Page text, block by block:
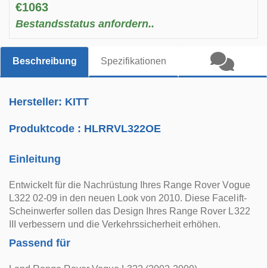
€1063
Bestandsstatus anfordern..
Beschreibung Spezifikationen
Hersteller: KITT
Produktcode : HLRRVL322OE
Einleitung
Entwickelt für die Nachrüstung Ihres Range Rover Vogue
L322 02-09 in den neuen Look von 2010. Diese Facelift-
Scheinwerfer sollen das Design Ihres Range Rover L322
III verbessern und die Verkehrssicherheit erhöhen.
Passend für